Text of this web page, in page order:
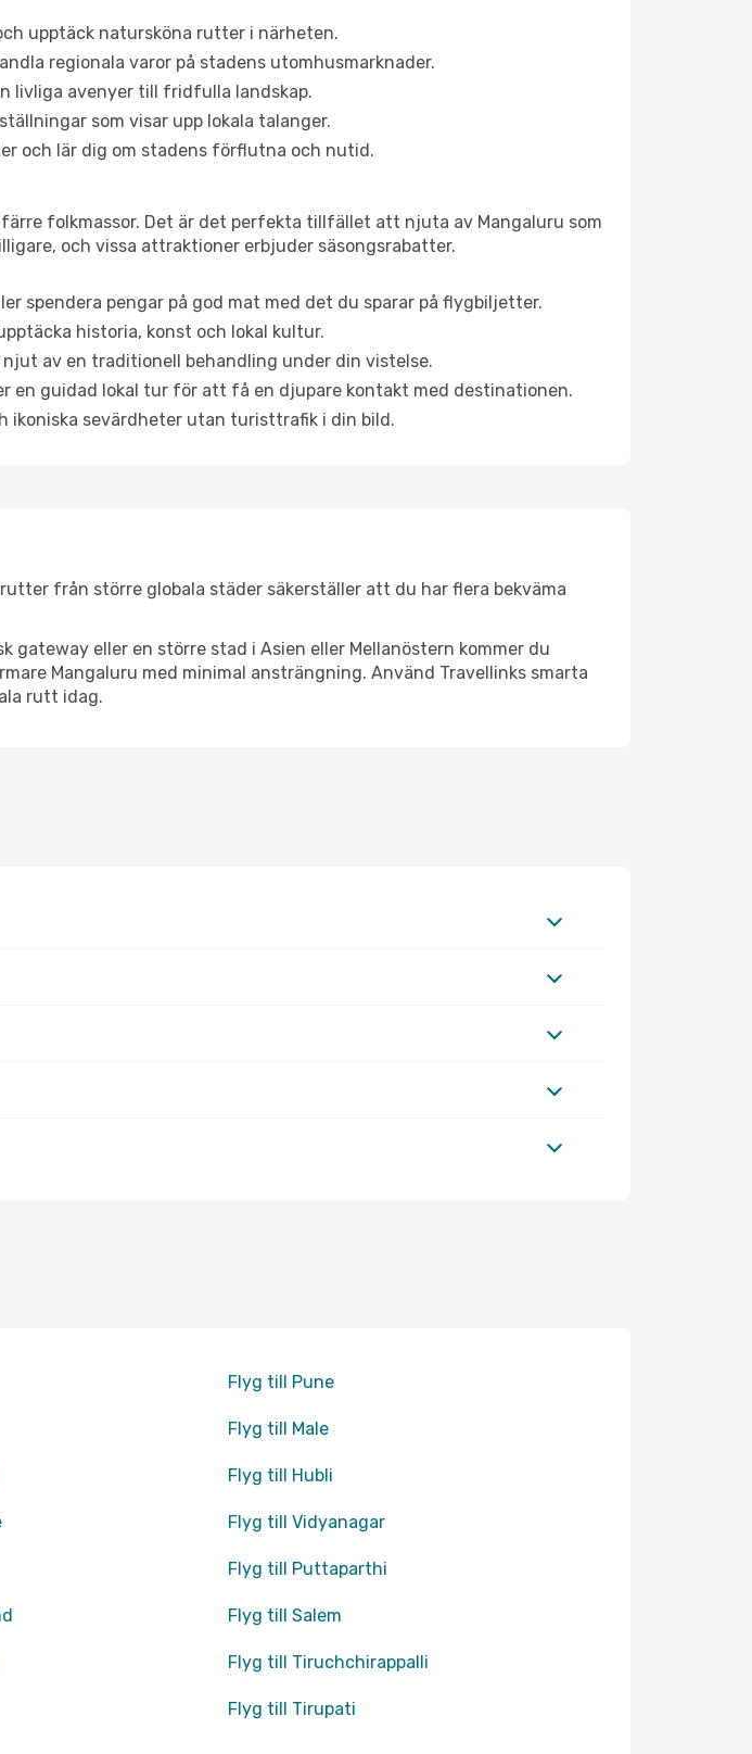
upptäck natursköna rutter i närheten.
regionala varor på stadens utomhusmarknader.
livliga avenyer till fridfulla landskap.
som visar upp lokala talanger.
och lär dig om stadens förflutna och nutid.
folkmassor. Det är det perfekta tillfället att njuta av Mangaluru som
och vissa attraktioner erbjuder säsongsrabatter.
spendera pengar på god mat med det du sparar på flygbiljetter.
historia, konst och lokal kultur.
njut av en traditionell behandling under din vistelse.
en guidad lokal tur för att få en djupare kontakt med destinationen.
ikoniska sevärdheter utan turisttrafik i din bild.
från större globala städer säkerställer att du har flera bekväma
gateway eller en större stad i Asien eller Mellanöstern kommer du
Mangaluru med minimal ansträngning. Använd Travellinks smarta
rutt idag.
Flyg till Pune
Flyg till Male
Flyg till Hubli
Flyg till Vidyanagar
Flyg till Puttaparthi
Flyg till Salem
Flyg till Tiruchchirappalli
Flyg till Tirupati